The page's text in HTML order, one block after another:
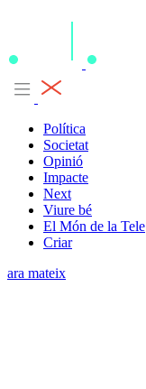
Política
Societat
Opinió
Impacte
Next
Viure bé
El Món de la Tele
Criar
ara mateix